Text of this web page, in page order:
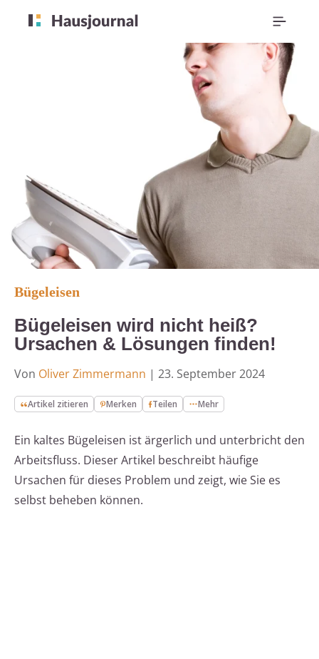
Bügeleisen
Bügeleisen wird nicht heiß?
Ursachen & Lösungen finden!
Von Oliver Zimmermann | 23. September 2024
Artikel zitieren Merken Teilen Mehr
Ein kaltes Bügeleisen ist ärgerlich und unterbricht den
Arbeitsfluss. Dieser Artikel beschreibt häufige
Ursachen für dieses Problem und zeigt, wie Sie es
selbst beheben können.